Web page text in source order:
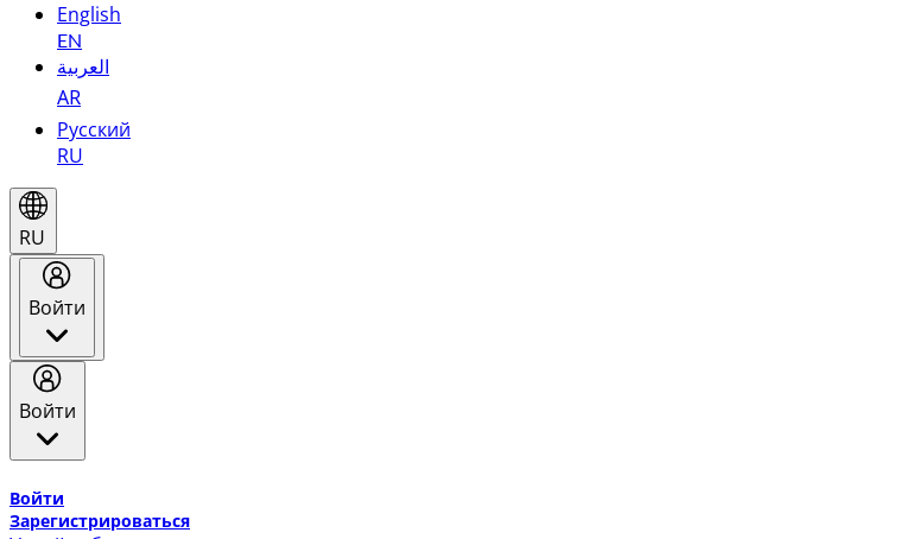
English
EN
العربية
AR
Русский
RU
RU
Войти
Войти
Войти
Зарегистрироваться